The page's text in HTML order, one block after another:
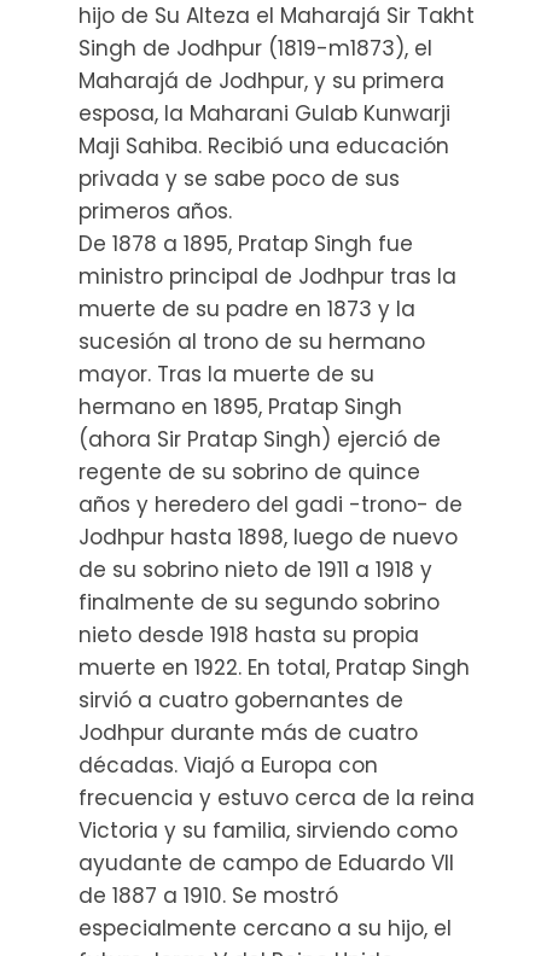
hijo de Su Alteza el Maharajá Sir Takht
Singh de Jodhpur (1819-m1873), el
Maharajá de Jodhpur, y su primera
esposa, la Maharani Gulab Kunwarji
Maji Sahiba. Recibió una educación
privada y se sabe poco de sus
primeros años.
De 1878 a 1895, Pratap Singh fue
ministro principal de Jodhpur tras la
muerte de su padre en 1873 y la
sucesión al trono de su hermano
mayor. Tras la muerte de su
hermano en 1895, Pratap Singh
(ahora Sir Pratap Singh) ejerció de
regente de su sobrino de quince
años y heredero del gadi -trono- de
Jodhpur hasta 1898, luego de nuevo
de su sobrino nieto de 1911 a 1918 y
finalmente de su segundo sobrino
nieto desde 1918 hasta su propia
muerte en 1922. En total, Pratap Singh
sirvió a cuatro gobernantes de
Jodhpur durante más de cuatro
décadas. Viajó a Europa con
frecuencia y estuvo cerca de la reina
Victoria y su familia, sirviendo como
ayudante de campo de Eduardo VII
de 1887 a 1910. Se mostró
especialmente cercano a su hijo, el